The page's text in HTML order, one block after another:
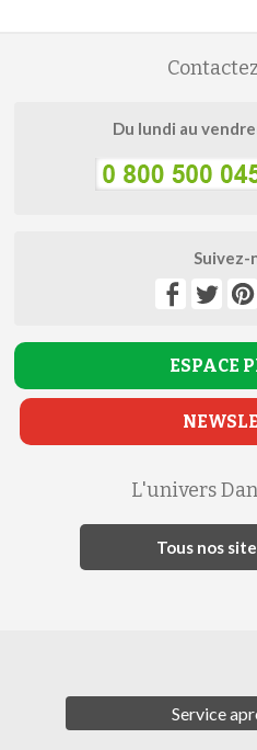
Du lundi au
Suivez-
ESPACE
L'univers
Tous nos
Service